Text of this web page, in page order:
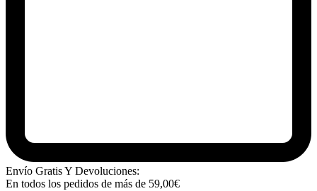
Envío Gratis Y Devoluciones:
En todos los pedidos de más de 59,00€